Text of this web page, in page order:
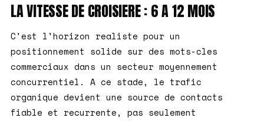
LA VITESSE DE CROISIERE : 6 A 12 MOIS
C'est l'horizon realiste pour un
positionnement solide sur des mots-cles
commerciaux dans un secteur moyennement
concurrentiel. A ce stade, le trafic
organique devient une source de contacts
fiable et recurrente, pas seulement